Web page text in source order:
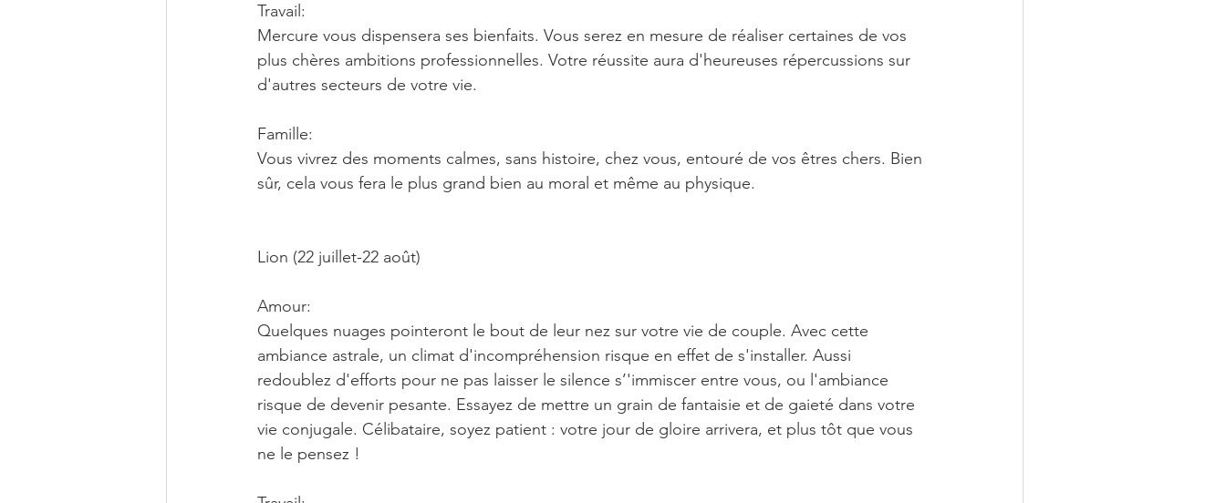
Travail:
Mercure vous dispensera ses bienfaits. Vous serez en mesure de réaliser certaines de vos
plus chères ambitions professionnelles. Votre réussite aura d'heureuses répercussions sur
d'autres secteurs de votre vie.
Famille:
Vous vivrez des moments calmes, sans histoire, chez vous, entouré de vos êtres chers. Bien
sûr, cela vous fera le plus grand bien au moral et même au physique.
Lion (22 juillet-22 août)
Amour:
Quelques nuages pointeront le bout de leur nez sur votre vie de couple. Avec cette
ambiance astrale, un climat d'incompréhension risque en effet de s'installer. Aussi
redoublez d'efforts pour ne pas laisser le silence s’'immiscer entre vous, ou l'ambiance
risque de devenir pesante. Essayez de mettre un grain de fantaisie et de gaieté dans votre
vie conjugale. Célibataire, soyez patient : votre jour de gloire arrivera, et plus tôt que vous
ne le pensez !